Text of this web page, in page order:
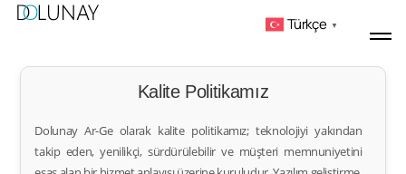
Türkçe ▼
Kalite Politikamız
Dolunay Ar-Ge olarak kalite politikamız; teknolojiyi yakından
takip eden, yenilikçi, sürdürülebilir ve müşteri memnuniyetini